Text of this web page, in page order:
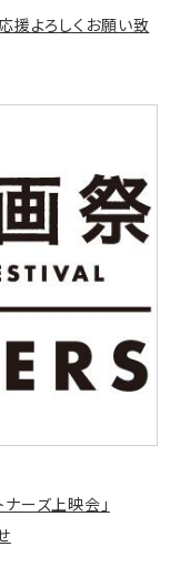
よろしくお願い致
ーズ上映会」